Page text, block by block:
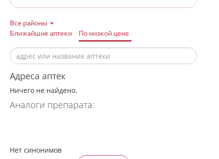
Все районы
Ближайшие аптеки
По низкой цене
Адреса аптек
Ничего не найдено.
Аналоги препарата:
Нет синонимов